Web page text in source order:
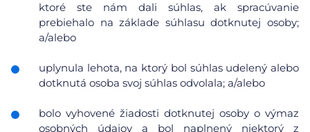
ktoré ste nám dali súhlas, ak spracúvanie
prebiehalo na základe súhlasu dotknutej osoby;
a/alebo
uplynula lehota, na ktorý bol súhlas udelený alebo
dotknutá osoba svoj súhlas odvolala; a/alebo
bolo vyhovené žiadosti dotknutej osoby o výmaz
osobných údajov a bol naplnený niektorý z